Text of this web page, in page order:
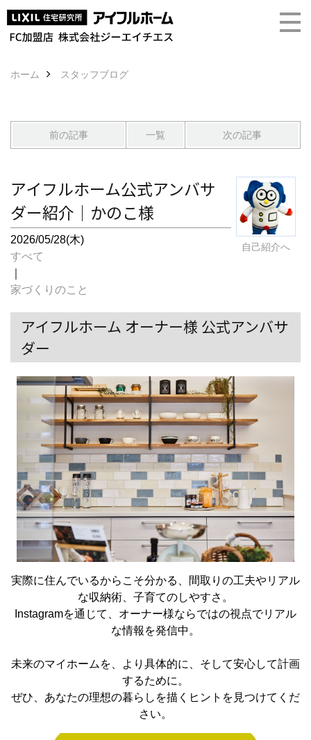
ホーム スタッフブログ
前の記事 一覧 次の記事
自己紹介へ
アイフルホーム公式アンバサ
ダー紹介｜かのこ様
2026/05/28(木)
すべて
家づくりのこと
アイフルホーム オーナー様 公式アンバサ
ダー
実際に住んでいるからこそ分かる、間取りの工夫やリアル
な収納術、子育てのしやすさ。
Instagramを通じて、オーナー様ならではの視点でリアル
な情報を発信中。
未来のマイホームを、より具体的に、そして安心して計画
するために。
ぜひ、あなたの理想の暮らしを描くヒントを見つけてくだ
さい。